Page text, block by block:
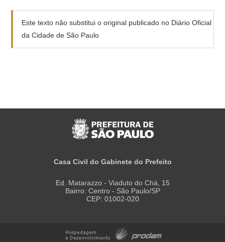
Este texto não substitui o original publicado no Diário Oficial
da Cidade de São Paulo
Casa Civil do Gabinete do Prefeito
Ed. Matarazzo - Viaduto do Chá, 15
Bairro: Centro - São Paulo/SP
CEP: 01002-020